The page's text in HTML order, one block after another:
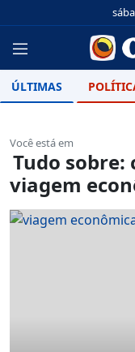
ÚLTIMAS
Você está em
Tudo sobre:
viagem